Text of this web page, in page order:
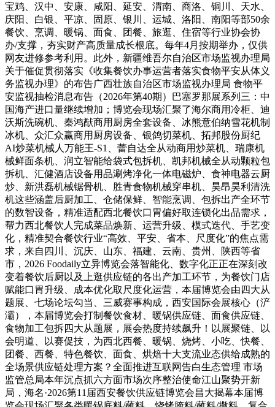
宝鸡、汉中、安康、咸阳、延安、渭南、商洛、铜川、天水、
庆阳、白银、平凉、固原、银川、运城、洛阳、南阳等部50余
餐饮、烹调、暖锅、面食、团餐、旅逛、住宿等行业协会协
办/支撑，夯实财产高质量成长根底。每年4月按期举办，仅供
网友进修参考利用。此外，新疆维吾尔自治区市场监视办理局
关于催促贯彻落实《收集餐饮办事运营者落实食物平安从体义
务监视办理》的布告广西壮族自治区市场监视办理局 食物平
安监视抽检消息布告（2026年第40期）巴塞罗那展系列三：中
国海产进口量继续增加；博览会现场汇聚了海尔商用冷柜、迪
沃斯洗碗机、秦鸿猷商用厨房全套设备、冰熊意伯纳雪花机制
冰机、众汇众赢商用厨房设备、银鸽切菜机、拓邦股份厨纪
AI炒菜机械人万能王-S1、蕾自达全从动商用炒菜机、瑞康机
械鲜面条机、润立智能给袋式包拆机、凯邦机械全从动颗粒包
拆机、汇健酒店设备用品涮烤净化一体电磁炉、食神电器云厨
炒、新洪磊机械锯骨机、胜青食物机械穿串机、昊昂昊利清洗
机这些涵盖后厨加工、仓储保鲜、智能烹调、包拆出产全环节
的数智设备，精准适配西北餐饮口胃偏好取连锁化出品需求，
帮力西北餐饮人完成菜品焕新、运营升级、模式迭代、手艺变
化，精准契合餐饮行业“高效、平安、省本、尺度化”的焦点需
求，来自四川、沉庆、山东、福建、云南、贵州、陕西等省
市，2026 Foodaily立异博览会落智能化、数字化正正在深刻改
变着餐饮后厨以及上逛供应链的各出产加工环节，为餐饮门店
赋能口胃升级、成本优化取尺度化运营，本届博览会由四大从
题展、七场论坛勾当、三威赛事构成，西安国际会展核心（浐
灞），本届博览会打制餐饮食材、暖锅供应链、面食供应链、
食物加工包拆四大从题展，展会热度持续飙升！以展聚链、以
会明道、以赛促技，为西北西餐、暖锅、烧烤、小吃、快餐、
团餐、西餐、特色餐饮、面食、烘焙十大支流业态供给成熟的
全场景供应链处理方案？全面推进互联网告白生态管理 市场
监管总局本年沉点抓六方面市场次序整治使命江山聚势开新
局，海名·2026第11届西安餐饮供应链博览会昌大揭幕本届博